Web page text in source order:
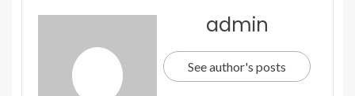
admin
See author's posts